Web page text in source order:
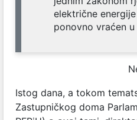
električne
ponovno vraćen
Istog dana, a tokom
Zastupničkog doma